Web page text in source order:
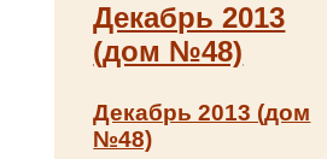
Декабрь 2013
(дом №48)
Декабрь 2013 (дом
№48)